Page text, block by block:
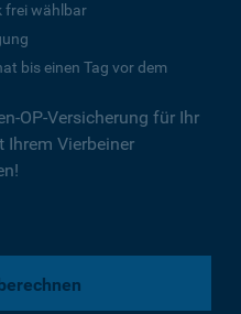
frei wählbar
bis einen Tag vor dem
OP-Versicherung für Ihr
Ihrem Vierbeiner